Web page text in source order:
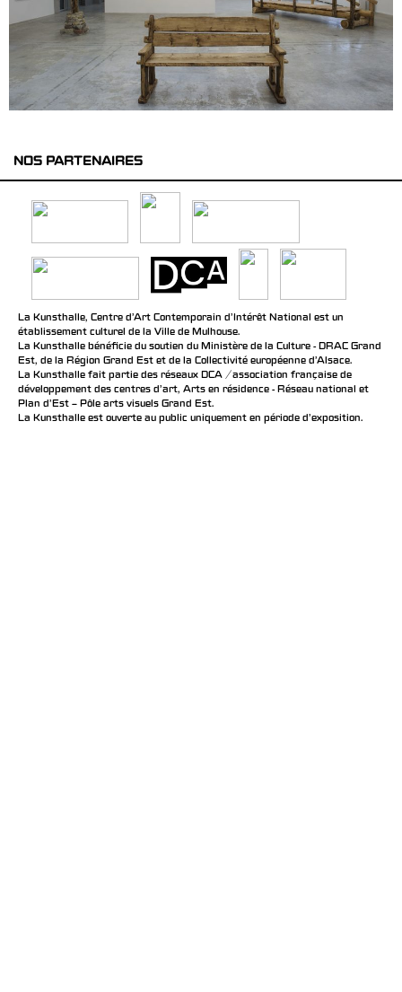
NOS PARTENAIRES
La Kunsthalle, Centre d’Art Contemporain d’Intérêt National est un
établissement culturel de la Ville de Mulhouse.
La Kunsthalle bénéficie du soutien du Ministère de la Culture - DRAC Grand
Est, de la Région Grand Est et de la Collectivité européenne d’Alsace.
La Kunsthalle fait partie des réseaux DCA / association française de
développement des centres d'art, Arts en résidence - Réseau national et
Plan d’Est – Pôle arts visuels Grand Est.
La Kunsthalle est ouverte au public uniquement en période d'exposition.